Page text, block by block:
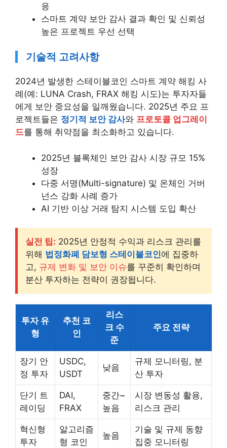
응
스마트 계약 보안 감사 결과 확인 및 신뢰성
높은 프로젝트 우선 선택
기술적 고려사항
2024년 발생한 스테이블코인 스마트 계약 해킹 사
례(예: LUNA Crash, FRAX 해킹 시도)는 투자자들
에게 보안 중요성을 일깨웠습니다. 2025년 주요 프
로젝트들은 정기적 보안 감사와 프로토콜 업그레이
드를 통해 취약점을 최소화하고 있습니다.
2025년 블록체인 보안 감사 시장 규모 15%
성장
다중 서명(Multi-signature) 및 온체인 거버
넌스 강화 사례 증가
AI 기반 이상 거래 탐지 시스템 도입 확산
실전 팁: 2025년 안정적 수익과 리스크 관리를
위해 법정화폐 담보형 스테이블코인에 집중하
고, 규제 변화 및 보안 이슈를 꾸준히 확인하며
분산 투자하는 전략이 권장됩니다.
투자 유
형
추천 코
인
리스
크 수
준
주요 전략
장기 안
정 투자
USDC,
USDT
낮음
규제 모니터링, 분
산 투자
단기 트
레이딩
DAI,
FRAX
중간~
높음
시장 변동성 활용,
리스크 관리
혁신형
투자
알고리즘
형 코인
높음
기술 및 규제 동향
집중 모니터링